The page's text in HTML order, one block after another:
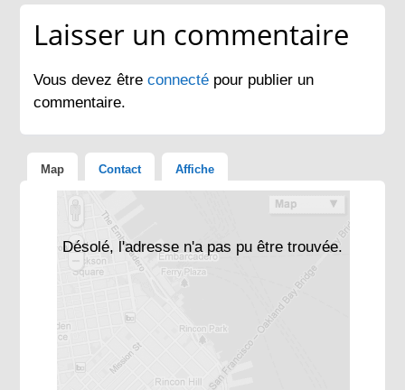
Laisser un commentaire
Vous devez êtreconnecté pour publier un
commentaire.
Map Contact Affiche
Désolé, l'adresse n'a pas pu être trouvée.